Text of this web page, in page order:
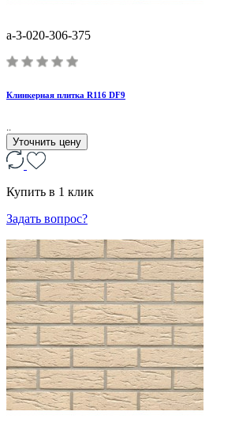
a-3-020-306-375
Клинкерная плитка R116 DF9
Уточнить цену
Купить в 1 клик
Задать вопрос?